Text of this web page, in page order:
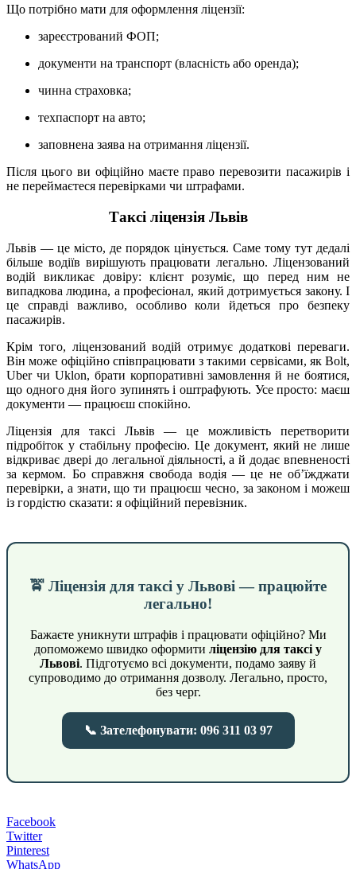
Що потрібно мати для оформлення ліцензії:
зареєстрований ФОП;
документи на транспорт (власність або оренда);
чинна страховка;
техпаспорт на авто;
заповнена заява на отримання ліцензії.
Після цього ви офіційно маєте право перевозити пасажирів і
не переймаєтеся перевірками чи штрафами.
Таксі ліцензія Львів
Львів — це місто, де порядок цінується. Саме тому тут дедалі
більше водіїв вирішують працювати легально. Ліцензований
водій викликає довіру: клієнт розуміє, що перед ним не
випадкова людина, а професіонал, який дотримується закону. І
це справді важливо, особливо коли йдеться про безпеку
пасажирів.
Крім того, ліцензований водій отримує додаткові переваги.
Він може офіційно співпрацювати з такими сервісами, як Bolt,
Uber чи Uklon, брати корпоративні замовлення й не боятися,
що одного дня його зупинять і оштрафують. Усе просто: маєш
документи — працюєш спокійно.
Ліцензія для таксі Львів — це можливість перетворити
підробіток у стабільну професію. Це документ, який не лише
відкриває двері до легальної діяльності, а й додає впевненості
за кермом. Бо справжня свобода водія — це не об’їжджати
перевірки, а знати, що ти працюєш чесно, за законом і можеш
із гордістю сказати: я офіційний перевізник.
🚖 Ліцензія для таксі у Львові — працюйте
легально!
Бажаєте уникнути штрафів і працювати офіційно? Ми
допоможемо швидко оформити ліцензію для таксі у
Львові. Підготуємо всі документи, подамо заяву й
супроводимо до отримання дозволу. Легально, просто,
без черг.
📞 Зателефонувати: 096 311 03 97
Facebook
Twitter
Pinterest
WhatsApp